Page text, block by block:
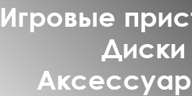
Игровые
Диски